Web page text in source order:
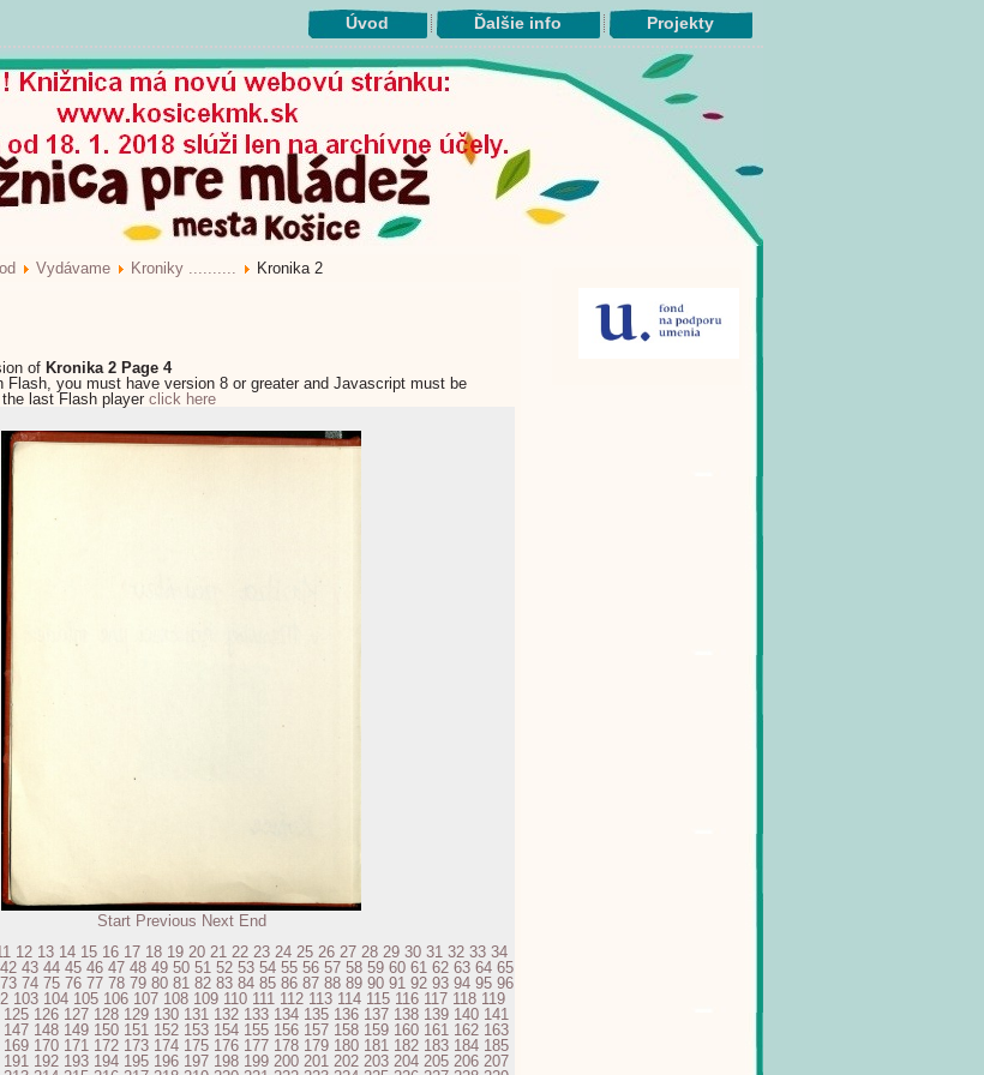
Úvod Ďalšie info Projekty
Vydávame Kroniky ..........
Kronika 2
of Kronika 2 Page 4
Flash, you must have version 8 or greater and Javascript must be
last Flash player click here
Start Previous Next End
12 13 14 15 16 17 18 19 20 21 22 23 24 25 26 27 28 29 30 31 32 33 34
42 43 44 45 46 47 48 49 50 51 52 53 54 55 56 57 58 59 60 61 62 63 64 65
73 74 75 76 77 78 79 80 81 82 83 84 85 86 87 88 89 90 91 92 93 94 95 96
103 104 105 106 107 108 109 110 111 112 113 114 115 116 117 118 119
125 126 127 128 129 130 131 132 133 134 135 136 137 138 139 140 141
147 148 149 150 151 152 153 154 155 156 157 158 159 160 161 162 163
169 170 171 172 173 174 175 176 177 178 179 180 181 182 183 184 185
191 192 193 194 195 196 197 198 199 200 201 202 203 204 205 206 207